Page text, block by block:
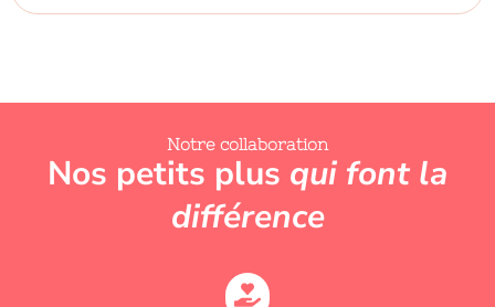
Notre collaboration
Nos petits plus qui font la
différence